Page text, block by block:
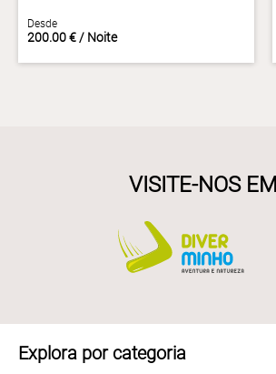
Desde
200.00 € / Noite
VISITE-NOS EM
Explora por categoria